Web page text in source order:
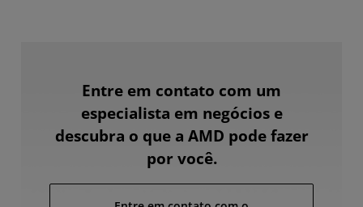
Entre em contato com um
especialista em negócios e
descubra o que a AMD pode fazer
por você.